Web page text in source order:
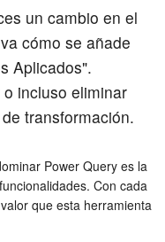
un cambio en el
cómo se añade
Aplicados".
incluso eliminar
transformación.
Power Query es la
Con cada
que esta herramienta